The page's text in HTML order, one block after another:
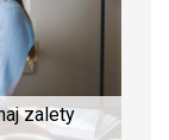
zalety